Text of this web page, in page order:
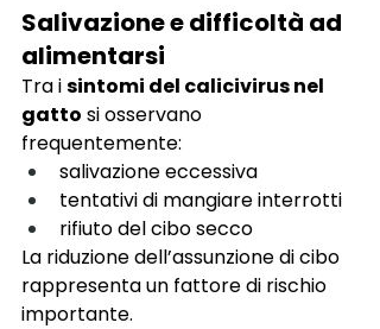
Salivazione e difficoltà ad
alimentarsi
Tra i sintomi del calicivirus nel
gatto si osservano
frequentemente:
salivazione eccessiva
tentativi di mangiare interrotti
rifiuto del cibo secco
La riduzione dell’assunzione di cibo
rappresenta un fattore di rischio
importante.